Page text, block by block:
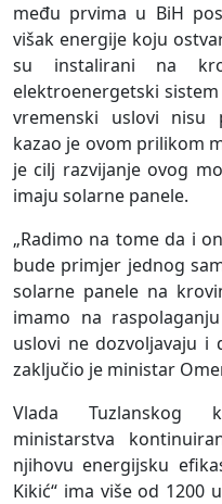
među prvima u BiH
višak energije koju
su instalirani na
elektroenergetski
vremenski uslovi nisu
kazao je ovom prilikom
je cilj razvijanje ovog
imaju solarne panele.
„Radimo na tome da i
bude primjer jednog
solarne panele na
imamo na
uslovi ne dozvoljavaju i
zaključio je ministar
Vlada Tuzlanskog
ministarstva
njihovu energijsku
Kikić“ ima više od 1200